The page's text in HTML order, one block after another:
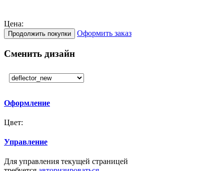
Цена:
Продолжить покупки Оформить заказ
Сменить дизайн
Оформление
Цвет:
Управление
Для управления текущей страницей